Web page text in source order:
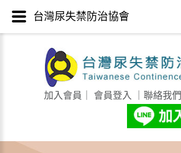
加入會員 會員登入 聯絡我們
台灣尿失禁防治協會